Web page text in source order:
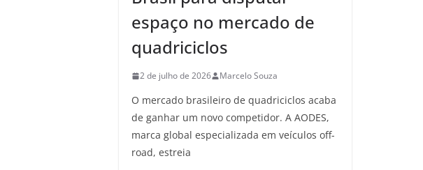
espaço no mercado de
quadriciclos
2 de julho de 2026 Marcelo Souza
O mercado brasileiro de quadriciclos acaba
de ganhar um novo competidor. A AODES,
marca global especializada em veículos off-
road, estreia